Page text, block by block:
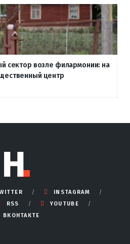
сектор возле филармонии: на
центр
INSTAGRAM
RSS
YOUTUBE
ВКОНТАКТЕ